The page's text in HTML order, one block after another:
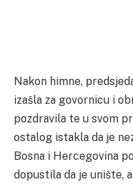
Nakon himne,
izašla za govornicu i
pozdravila te u svom
ostalog istakla da je
Bosna i Hercegovina
dopustila da je unište,